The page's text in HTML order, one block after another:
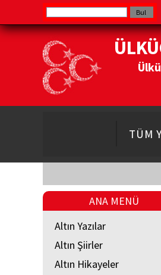
TÜM
ANA MENÜ
Altın Yazılar
Altın Şiirler
Altın Hikayeler